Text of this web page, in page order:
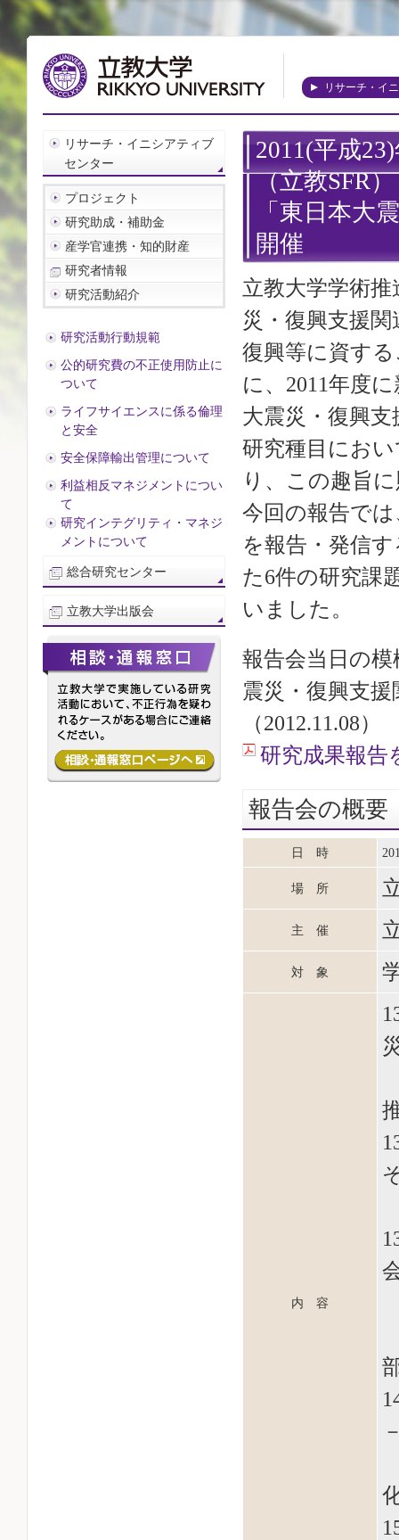
リサーチ・イ
2011(平成
（立教SFR）
「東日本大
開催
立教大学学術推
災・復興支援
復興等に資す
に、2011年度
大震災・復興
研究種目にお
り、この趣旨
今回の報告で
を報告・発信
た6件の研究課
いました。
報告会当日の模
震災・復興支
（2012.11.08）
研究成果報告
報告会の概要
日 時
場 所
主 催
対 象
内 容
リサーチ・イニシアティブ
センター
プロジェクト
研究助成・補助金
産学官連携・知的財産
研究者情報
研究活動紹介
研究活動行動規範
公的研究費の不正使用防止に
ついて
ライフサイエンスに係る倫理
と安全
安全保障輸出管理について
利益相反マネジメントについ
て
研究インテグリティ・マネジ
メントについて
総合研究センター
立教大学出版会